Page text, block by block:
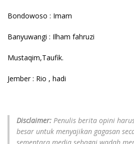
Bondowoso : Imam
Banyuwangi : Ilham fahruzi
Mustaqim,Taufik.
Jember : Rio , hadi
Disclaimer: Penulis berita opini
besar untuk menyajikan gagasan